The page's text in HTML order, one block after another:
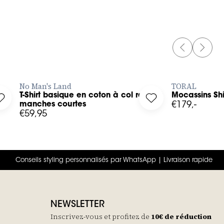
PREVIOUS
NEXT
wishlist
in to add T-Shirt basique en coton à col rond et
No Man's Land
T-Shirt basique en coton à col rond et
manches courtes
€59,95
Log in to add
TORAL
Mocassins
€179,-
Conseils styling personnalisés par WhatsApp | Livraison rapide
NEWSLETTER
Inscrivez-vous et profitez de 10€ de réduction